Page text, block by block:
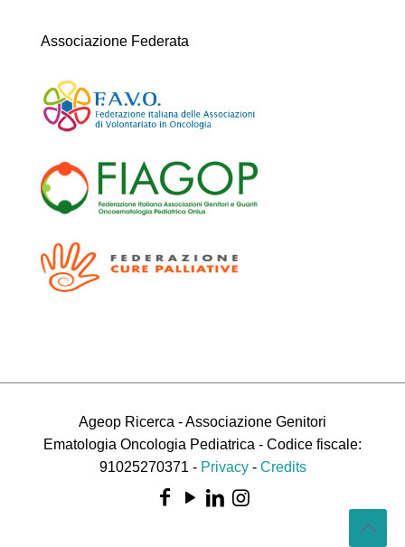
Associazione Federata
Ageop Ricerca - Associazione Genitori
Ematologia Oncologia Pediatrica - Codice fiscale:
91025270371 - Privacy- Credits